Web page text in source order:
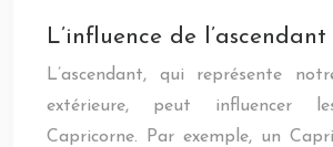
L’influence de l’ascendant
L’ascendant, qui représente
extérieure, peut influencer
Capricorne. Par exemple, un